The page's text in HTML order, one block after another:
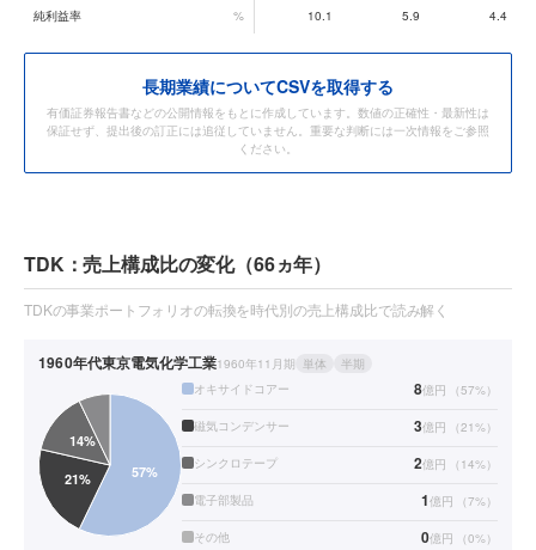
純利益率 % 10.1 5.9 4.4
長期業績についてCSVを取得する
有価証券報告書などの公開情報をもとに作成しています。数値の正確性・最新性は
保証せず、提出後の訂正には追従していません。重要な判断には一次情報をご参照
ください。
TDK：売上構成比の変化（66ヵ年）
TDKの事業ポートフォリオの転換を時代別の売上構成比で読み解く
1960年代東京電気化学工業1960年11月期 単体
半期
オキサイドコアー
8億円 （57%）
磁気コンデンサー 3億円 （21%）
シンクロテープ 2億円 （ 14%）
電子部製品 1億円 （7%）
その他 0億円 （0%）